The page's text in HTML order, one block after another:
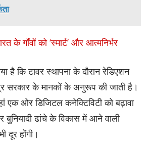
के गाँवों को ‘स्मार्ट’ और आत्मनिर्भर
है कि टावर स्थापना के दौरान रेडिएशन
सरकार के मानकों के अनुरूप की जाती है।
एक ओर डिजिटल कनेक्टिविटी को बढ़ावा
बुनियादी ढांचे के विकास में आने वाली
दूर होंगी।